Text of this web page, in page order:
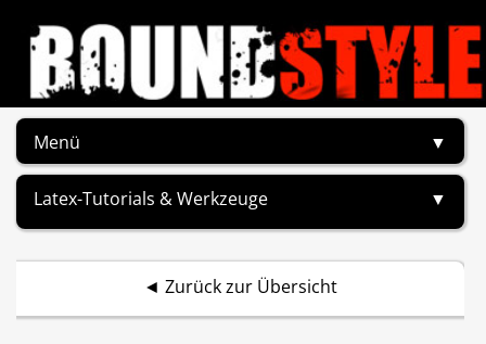
Menü ▼
Latex-Tutorials & Werkzeuge ▼
◄ Zurück zur Übersicht